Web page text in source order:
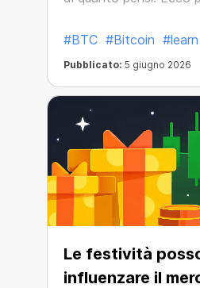
#BTC #Bitcoin #learn
Pubblicato: 5 giugno 2026
Le festività
influenzare il